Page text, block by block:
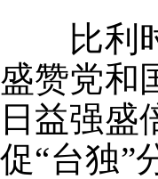
比利时
盛赞党和
日益强盛
促“台独”